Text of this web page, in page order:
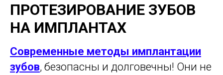
ПРОТЕЗИРОВАНИЕ ЗУБОВ
НА ИМПЛАНТАХ
Современные методы имплантации
зубов, безопасны и долговечны! Они не